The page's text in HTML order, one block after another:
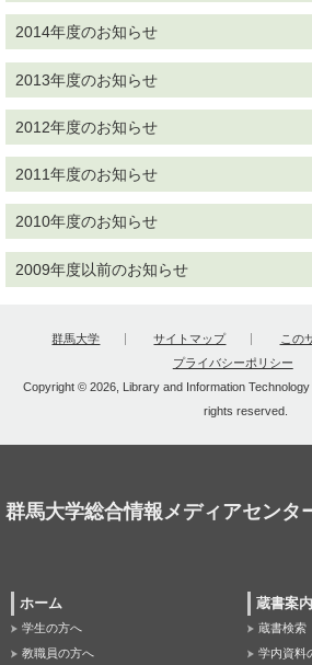
2014年度のお知らせ
2013年度のお知らせ
2012年度のお知らせ
2011年度のお知らせ
2010年度のお知らせ
2009年度以前のお知らせ
群馬大学 サイトマップ
この
プライバシーポリシー
Copyright © 2026, Library and Information
rights reserved.
群馬大学総合情報メディアセンタ
ホーム
学生の方へ
教職員の方へ
蔵書案内
蔵書検索
学内資料